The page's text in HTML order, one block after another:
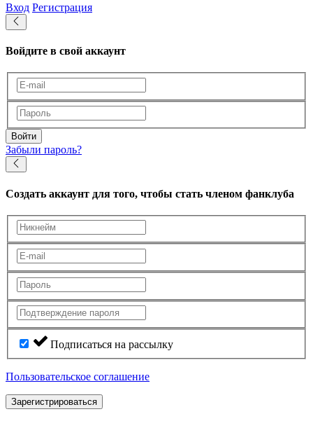
Вход Регистрация
Войдите в свой аккаунт
Войти
Забыли пароль?
Создать аккаунт для того, чтобы стать членом фанклуба
Подписаться на рассылку
Пользовательское соглашение
Зарегистрироваться